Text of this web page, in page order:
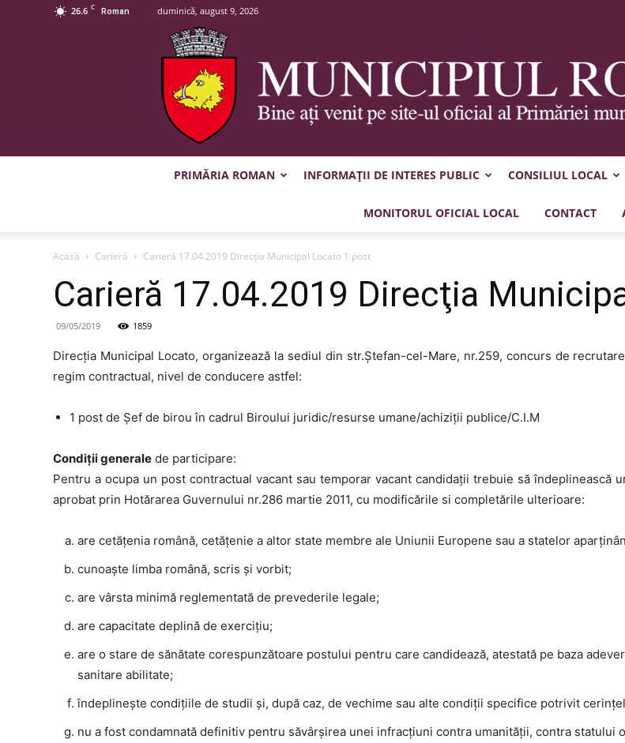
26.6 C Roman duminică, august 9, 2026
Municipiul
Roman
PRIMĂRIA ROMAN INFORMAȚII DE INTERES PUBLIC CONSILIUL LOCAL
MONITORUL OFICIAL LOCAL CONTACT
Acasă Carieră Carieră 17.04.2019 Direcţia Municipal Locato 1 post
Carieră 17.04.2019 Direcţia
09/05/2019 1859
Direcţia Municipal Locato, organizează la sediul din str.Ştefan-cel-Mare, nr.259, concurs de
regim contractual, nivel de conducere astfel:
1 post de Şef de birou în cadrul Biroului juridic/resurse umane/achiziţii publice/C.I.M
Condiţii generale de participare:
Pentru a ocupa un post contractual vacant sau temporar vacant candidaţii trebuie să
aprobat prin Hotărarea Guvernului nr.286 martie 2011, cu modificările si completările ulterioare:
are cetăţenia română, cetăţenie a altor state membre ale Uniunii Europene sau a statelor
cunoaşte limba română, scris şi vorbit;
are vârsta minimă reglementată de prevederile legale;
are capacitate deplină de exerciţiu;
are o stare de sănătate corespunzătoare postului pentru care candidează, atestată pe baza
sanitare abilitate;
îndeplineşte condiţiile de studii şi, după caz, de vechime sau alte condiţii specifice potrivit
nu a fost condamnată definitiv pentru săvârşirea unei infracţiuni contra umanităţii, contra